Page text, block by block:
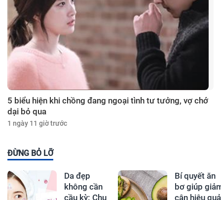
5 biểu hiện khi chồng đang ngoại tình tư tưởng, vợ chớ
dại bỏ qua
1 ngày 11 giờ trước
ĐỪNG BỎ LỠ
Da đẹp
không cần
cầu kỳ: Chu
Bí quyết ăn
bơ giúp
cân hiệu quả